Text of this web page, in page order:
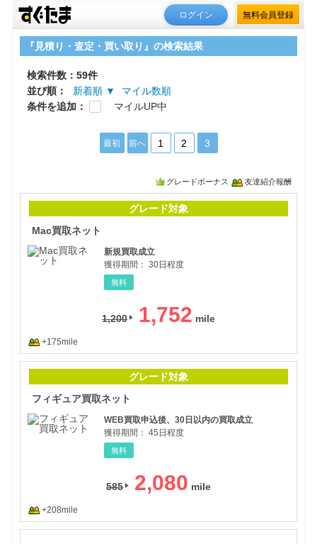
ログイン 無料会員登録
『見積り・査定・買い取り』の検索結果
検索件数：59件
並び順：
新着順 ▼
マイル数順
条件を追加：
マイルUP中
最初 前へ 1 2 3
グレードボーナス 友達紹介報酬
グレード対象
Mac買取ネット
新規買取成立
獲得期間： 30日程度
無料
1,200 1,752
+175mile
グレード対象
フィギュア買取ネット
WEB買取申込後、30日以内の買取成立
獲得期間： 45日程度
無料
585 2,080
+208mile